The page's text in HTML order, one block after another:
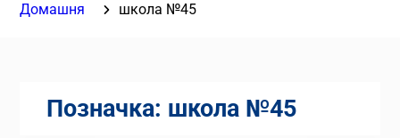
Домашня школа №45
Позначка: школа №45